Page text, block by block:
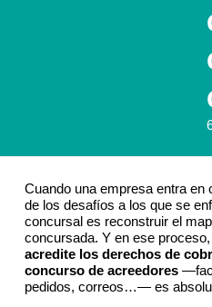
Cuando una empresa entra
de los desafíos a los que se
concursal es reconstruir el
concursada. Y en ese
acredite los derechos de
concurso de acreedores
pedidos, correos…— es